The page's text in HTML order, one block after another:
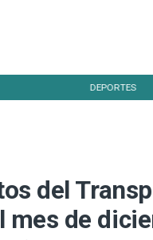
DEPORTES
del
mes de